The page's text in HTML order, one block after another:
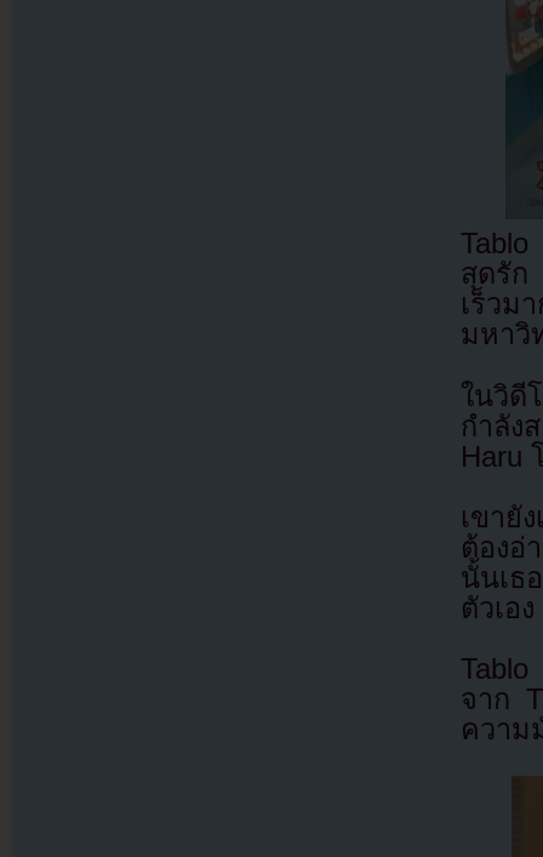
สุดรัก
เร็วม
มหาวิ
ในวิดี
กำลัง
Haru
เขายั
ต้องอ่
นั้นเธ
ตัวเอง
จาก
ความ